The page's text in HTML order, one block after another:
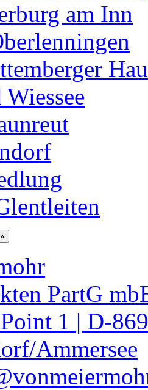
am Inn
PartG
1 | D-
Ammersee